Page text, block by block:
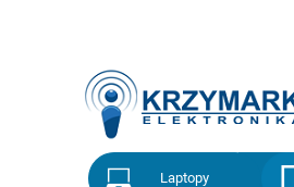
Laptopy